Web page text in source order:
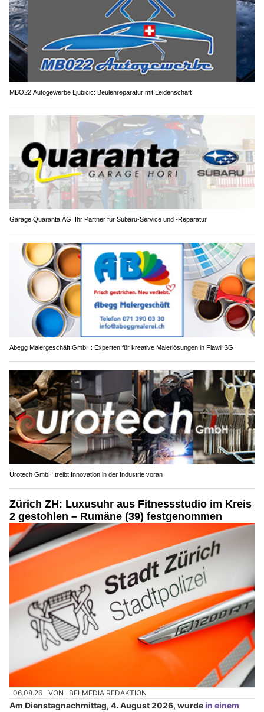
MBO22 Autogewerbe Ljubicic: Beulenreparatur mit Leidenschaft
Garage Quaranta AG: Ihr Partner für Subaru-Service und -Reparatur
Abegg Malergeschäft GmbH: Experten für kreative Malerlösungen in Flawil SG
Urotech GmbH treibt Innovation in der Industrie voran
Zürich ZH: Luxusuhr aus Fitnessstudio im Kreis
2 gestohlen – Rumäne (39) festgenommen
06.08.26 VON BELMEDIA REDAKTION
Am Dienstagnachmittag, 4. August 2026, wurdein einem